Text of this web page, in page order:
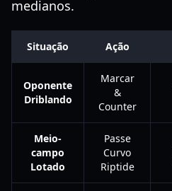
medianos.
Situação Ação
Oponente
Driblando
Marcar
&
Counter
Meio-
campo
Lotado
Passe
Curvo
Riptide